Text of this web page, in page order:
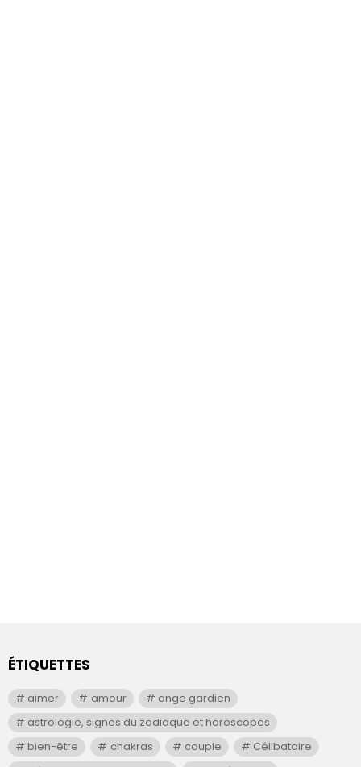
ÉTIQUETTES
aimer amour
ange gardien
astrologie, signes du zodiaque et horoscopes
bien-être
chakras couple
Célibataire